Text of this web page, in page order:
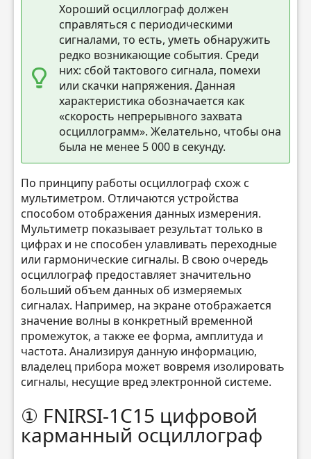
Хороший осциллограф должен
справляться с периодическими
сигналами, то есть, уметь обнаружить
редко возникающие события. Среди
них: сбой тактового сигнала, помехи
или скачки напряжения. Данная
характеристика обозначается как
«скорость непрерывного захвата
осциллограмм». Желательно, чтобы она
была не менее 5 000 в секунду.
По принципу работы осциллограф схож с
мультиметром. Отличаются устройства
способом отображения данных измерения.
Мультиметр показывает результат только в
цифрах и не способен улавливать переходные
или гармонические сигналы. В свою очередь
осциллограф предоставляет значительно
больший объем данных об измеряемых
сигналах. Например, на экране отображается
значение волны в конкретный временной
промежуток, а также ее форма, амплитуда и
частота. Анализируя данную информацию,
владелец прибора может вовремя изолировать
сигналы, несущие вред электронной системе.
① FNIRSI-1C15 цифровой
карманный осциллограф